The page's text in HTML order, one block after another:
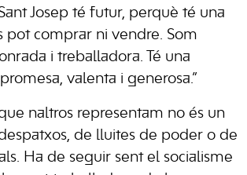
Josep té futur, perquè té una
pot comprar ni vendre. Som
i treballadora. Té una
valenta i generosa.”
naltros representam no és un
de lluites de poder o de
Ha de seguir sent el socialisme